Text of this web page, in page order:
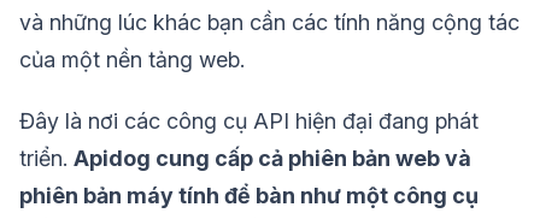
và những lúc khác bạn cần các tính năng cộng tác
của một nền tảng web.
Đây là nơi các công cụ API hiện đại đang phát
triển. Apidog cung cấp cả phiên bản web và
phiên bản máy tính để bàn như một công cụ